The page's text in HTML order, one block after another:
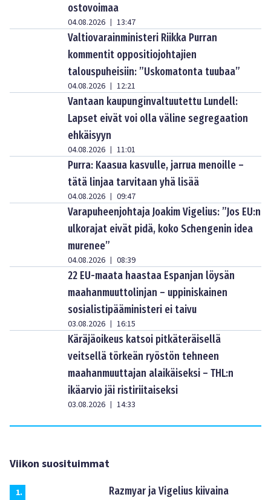
ostovoimaa
04.08.2026 | 13:47
Valtiovarainministeri Riikka Purran
kommentit oppositiojohtajien
talouspuheisiin: ”Uskomatonta tuubaa”
04.08.2026 | 12:21
Vantaan kaupunginvaltuutettu Lundell:
Lapset eivät voi olla väline segregaation
ehkäisyyn
04.08.2026 | 11:01
Purra: Kaasua kasvulle, jarrua menoille –
tätä linjaa tarvitaan yhä lisää
04.08.2026 | 09:47
Varapuheenjohtaja Joakim Vigelius: ”Jos EU:n
ulkorajat eivät pidä, koko Schengenin idea
murenee”
04.08.2026 | 08:39
22 EU-maata haastaa Espanjan löysän
maahanmuuttolinjan – uppiniskainen
sosialistipääministeri ei taivu
03.08.2026 | 16:15
Käräjäoikeus katsoi pitkäteräisellä
veitsellä törkeän ryöstön tehneen
maahanmuuttajan alaikäiseksi – THL:n
ikäarvio jäi ristiriitaiseksi
03.08.2026 | 14:33
Viikon suosituimmat
1. Razmyar ja Vigelius kiivaina